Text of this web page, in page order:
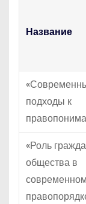
Название
подходы к
«Роль
общества в
современном